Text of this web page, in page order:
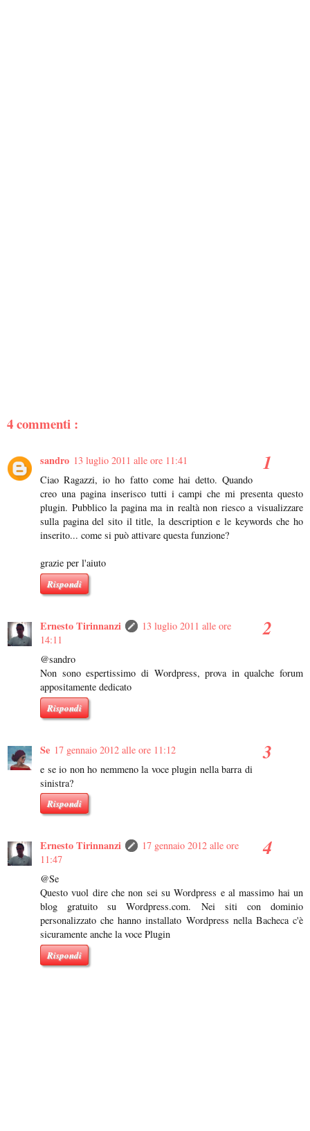
4 commenti :
sandro 13 luglio 2011 alle ore 11:41
Ciao Ragazzi, io ho fatto come hai detto. Quando
creo una pagina inserisco tutti i campi che mi presenta questo
plugin. Pubblico la pagina ma in realtà non riesco a visualizzare
sulla pagina del sito il title, la description e le keywords che ho
inserito... come si può attivare questa funzione?
grazie per l'aiuto
Rispondi
Ernesto Tirinnanzi
13 luglio 2011 alle ore
14:11
@sandro
Non sono espertissimo di Wordpress, prova in qualche forum
appositamente dedicato
Rispondi
Se 17 gennaio 2012 alle ore 11:12
e se io non ho nemmeno la voce plugin nella barra di
sinistra?
Rispondi
Ernesto Tirinnanzi
17 gennaio 2012 alle ore
11:47
@Se
Questo vuol dire che non sei su Wordpress e al massimo hai un
blog gratuito su Wordpress.com. Nei siti con dominio
personalizzato che hanno installato Wordpress nella Bacheca c'è
sicuramente anche la voce Plugin
Rispondi